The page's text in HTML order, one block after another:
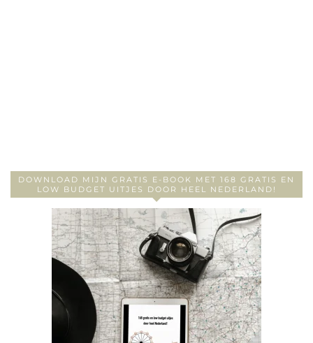
DOWNLOAD MIJN GRATIS E-BOOK MET 168 GRATIS EN
LOW BUDGET UITJES DOOR HEEL NEDERLAND!